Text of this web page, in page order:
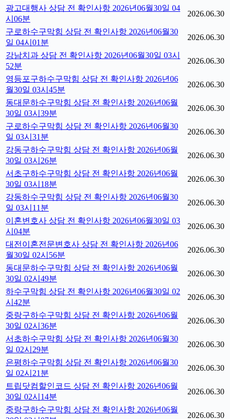
광고대행사 상담 전 확인사항 2026년06월30일 04
시06분
2026.06.30
구로하수구막힘 상담 전 확인사항 2026년06월30
일 04시01분
2026.06.30
강남치과 상담 전 확인사항 2026년06월30일 03시
52분
2026.06.30
영등포구하수구막힘 상담 전 확인사항 2026년06
월30일 03시45분
2026.06.30
동대문하수구막힘 상담 전 확인사항 2026년06월
30일 03시39분
2026.06.30
구로하수구막힘 상담 전 확인사항 2026년06월30
일 03시31분
2026.06.30
강동구하수구막힘 상담 전 확인사항 2026년06월
30일 03시26분
2026.06.30
서초구하수구막힘 상담 전 확인사항 2026년06월
30일 03시18분
2026.06.30
강동하수구막힘 상담 전 확인사항 2026년06월30
일 03시11분
2026.06.30
이혼변호사 상담 전 확인사항 2026년06월30일 03
시04분
2026.06.30
대전이혼전문변호사 상담 전 확인사항 2026년06
월30일 02시56분
2026.06.30
동대문하수구막힘 상담 전 확인사항 2026년06월
30일 02시49분
2026.06.30
하수구막힘 상담 전 확인사항 2026년06월30일 02
시42분
2026.06.30
중랑구하수구막힘 상담 전 확인사항 2026년06월
30일 02시36분
2026.06.30
서초하수구막힘 상담 전 확인사항 2026년06월30
일 02시29분
2026.06.30
은평하수구막힘 상담 전 확인사항 2026년06월30
일 02시21분
2026.06.30
트립닷컴할인코드 상담 전 확인사항 2026년06월
30일 02시14분
2026.06.30
중랑구하수구막힘 상담 전 확인사항 2026년06월
2026.06.30